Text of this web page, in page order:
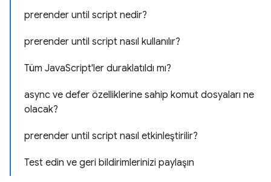
prerender until script nedir?
prerender until script nasıl kullanılır?
Tüm JavaScript'ler duraklatıldı mı?
async ve defer özelliklerine sahip komut dosyaları ne
olacak?
prerender until script nasıl etkinleştirilir?
Test edin ve geri bildirimlerinizi paylaşın